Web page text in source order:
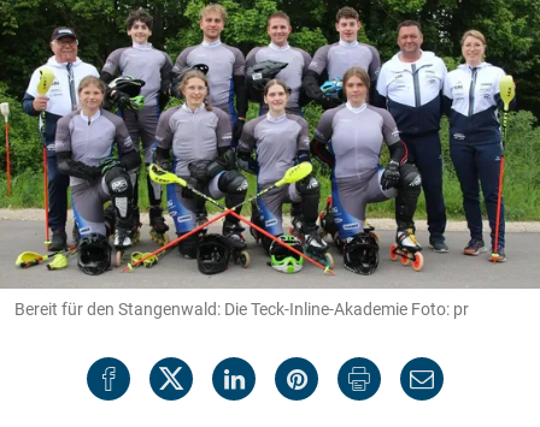
Bereit für den Stangenwald: Die Teck-Inline-Akademie Foto: pr